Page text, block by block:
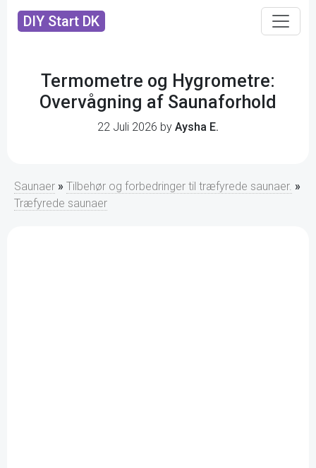
DIY Start DK
Termometre og Hygrometre:
Overvågning af Saunaforhold
22 Juli 2026 by Aysha E.
Saunaer » Tilbehør og forbedringer til træfyrede saunaer. »
Træfyrede saunaer